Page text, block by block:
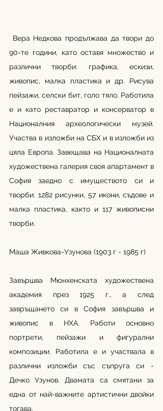
90-те години, като оставя множество и
различни творби: графика, ескизи,
живопис, малка пластика и др. Рисува
пейзажи, селски бит, голо тяло. Работила
е и като реставратор и консерватор в
Националния археологически музей.
Участва в изложби на СБХ и в изложби из
цяла Европа. Завещава на Националната
художествена галерия своя апартамент в
София заедно с имуществото си и
творби: 1282 рисунки, 57 икони, съдове и
малка пластика, както и 117 живописни
творби.
Маша Живкова-Узунова (1903 г - 1985 г)
Завършва Мюнхенската художествена
академия през 1925 г., а след
завръщането си в София завършва и
живопис в НХА. Работи основно
портрети, пейзажи и фигурални
композиции. Работила е и участвала в
различни изложби със съпруга си -
Дечко Узунов. Двамата са смятани за
една от най-важните артистични двойки
тогава.